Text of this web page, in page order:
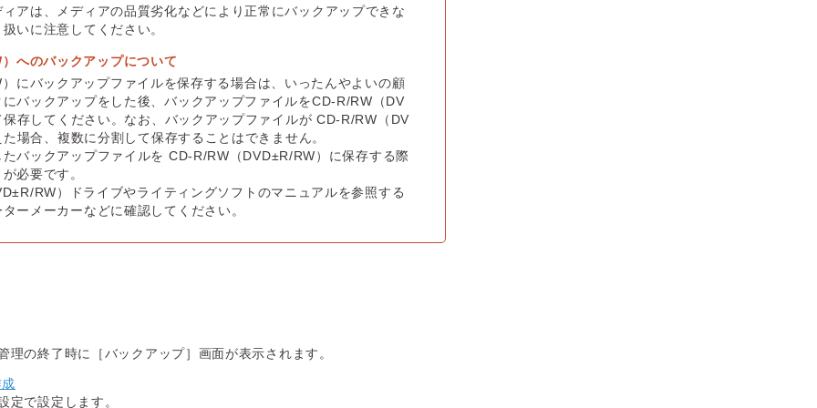
アは、メディアの品質劣化などにより正常にバックアップできな
いに注意してください。
へのバックアップについて
にバックアップファイルを保存する場合は、いったんやよいの顧
バックアップをした後、バックアップファイルをCD-R/RW（DV
存してください。なお、バックアップファイルが CD-R/RW（DV
場合、複数に分割して保存することはできません。
バックアップファイルを CD-R/RW（DVD±R/RW）に保存する際
必要です。
RW）ドライブやライティングソフトのマニュアルを参照する
ーメーカーなどに確認してください。
理の終了時に［バックアップ］画面が表示されます。
定で設定します。